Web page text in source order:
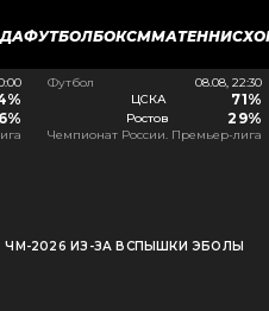
ФУТБОЛБОКСММАТЕННИС
Футбол
08.08, 22:30
ЦСКА
71%
Ростов 29%
Чемпионат России. Премьер-лига
2026 ИЗ-ЗА ВСПЫШКИ ЭБОЛЫ